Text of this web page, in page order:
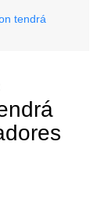
tendrá